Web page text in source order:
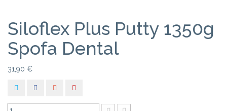
Siloflex Plus Putty 1350g
Spofa Dental
31,90 €